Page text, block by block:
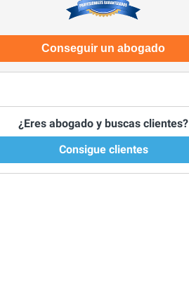
Conseguir un abogado
¿Eres abogado y buscas clientes?
Consigue clientes